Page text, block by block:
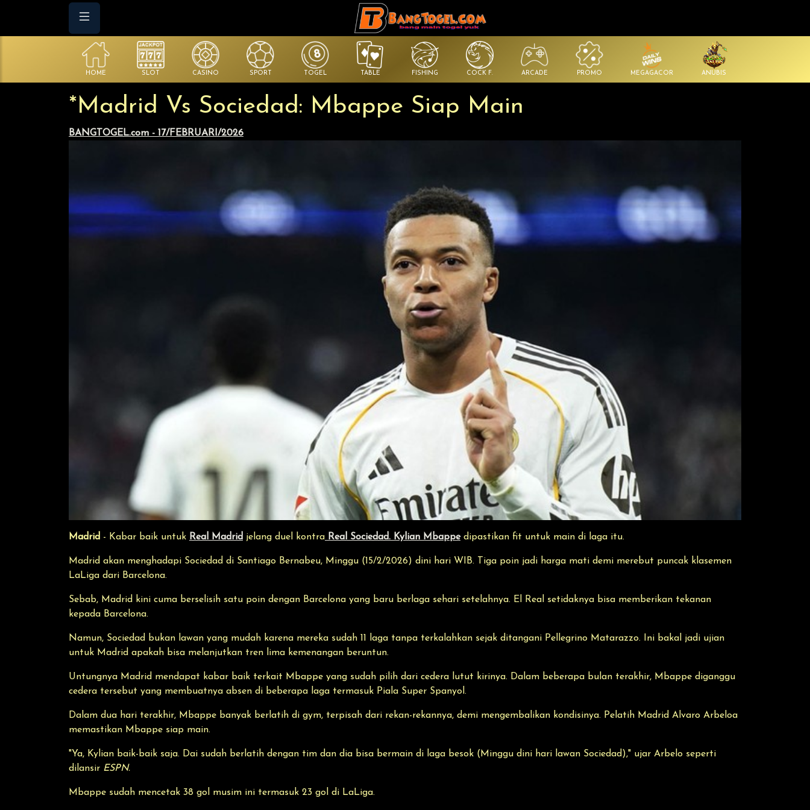
HOME SLOT CASINO SPORT TOGEL TABLE FISHING COCK F. ARCADE PROMO MEGAGACOR ANUBIS
*Madrid Vs Sociedad: Mbappe Siap Main
BANGTOGEL.com - 17/FEBRUARI/2026
Madrid - Kabar baik untuk Real Madrid jelang duel kontra Real Sociedad. Kylian Mbappedipastikan fit untuk main di laga itu.
Madrid akan menghadapi Sociedad di Santiago Bernabeu, Minggu (15/2/2026) dini hari WIB. Tiga poin jadi harga mati demi merebut puncak klasemen
LaLiga dari Barcelona.
Sebab, Madrid kini cuma berselisih satu poin dengan Barcelona yang baru berlaga sehari setelahnya. El Real setidaknya bisa memberikan tekanan
kepada Barcelona.
Namun, Sociedad bukan lawan yang mudah karena mereka sudah 11 laga tanpa terkalahkan sejak ditangani Pellegrino Matarazzo. Ini bakal jadi ujian
untuk Madrid apakah bisa melanjutkan tren lima kemenangan beruntun.
Untungnya Madrid mendapat kabar baik terkait Mbappe yang sudah pilih dari cedera lutut kirinya. Dalam beberapa bulan terakhir, Mbappe diganggu
cedera tersebut yang membuatnya absen di beberapa laga termasuk Piala Super Spanyol.
Dalam dua hari terakhir, Mbappe banyak berlatih di gym, terpisah dari rekan-rekannya, demi mengembalikan kondisinya. Pelatih Madrid Alvaro Arbeloa
memastikan Mbappe siap main.
"Ya, Kylian baik-baik saja. Dai sudah berlatih dengan tim dan dia bisa bermain di laga besok (Minggu dini hari lawan Sociedad)," ujar Arbelo seperti
dilansir ESPN.
Mbappe sudah mencetak 38 gol musim ini termasuk 23 gol di LaLiga.